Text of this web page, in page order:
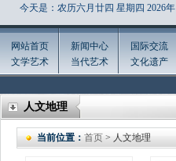
今天是：农历六月廿四 星期四 2026年
网站首页
文学艺术
新闻中心
当代艺术
国际交流
文化遗产
人文地理
当前位置： 首页 > 人文地理